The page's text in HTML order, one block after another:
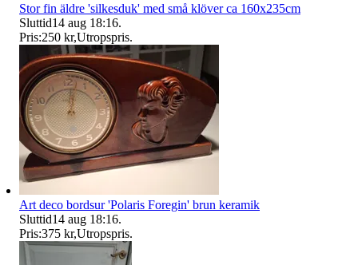
Stor fin äldre 'silkesduk' med små klöver ca 160x235cm
Sluttid14 aug 18:16.
Pris:250 kr,Utropspris.
Art deco bordsur 'Polaris Foregin' brun keramik
Sluttid14 aug 18:16.
Pris:375 kr,Utropspris.